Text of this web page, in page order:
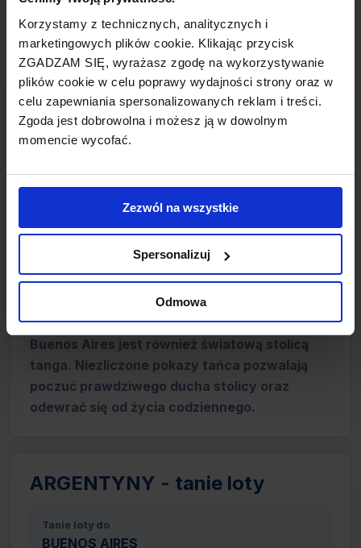
Korzystamy z technicznych, analitycznych i
marketingowych plików cookie. Klikając przycisk
ZGADZAM SIĘ, wyrażasz zgodę na wykorzystywanie
plików cookie w celu poprawy wydajności strony oraz w
celu zapewniania spersonalizowanych reklam i treści.
Zgoda jest dobrowolna i możesz ją w dowolnym
momencie wycofać.
Zezwól na wszystkie
Spersonalizuj
Odmowa
Będąc w Argentynie nie wolno zapomnieć o
znanych na światową skalę parkach
narodowych. Jednym z nich jest Park
Narodowy Iguazú, który jest słynny dzięki
swoim przepięknym wodospadom. Warto
wspomnieć, że w roku 1984/1986 został on
wpisany na listę światowego dziedzictwa
natknąć się na różne gatunki zwierząt, między
Stolica kraju ze swoim słynnym placem Plaza
de Mayo ma również wiele do zaoferowania.
Zgiełk panujący na pchlich targach zapewnia
niezapomnianą atmosferę tego miejsca.
Buenos Aires jest również światową stolicą
tanga. Niezliczone pokazy tańca pozwalają
poczuć prawdziwego ducha stolicy oraz
odewrać się od życia codziennego.
ARGENTYNY - tanie loty
Tanie loty do
BUENOS AIRES